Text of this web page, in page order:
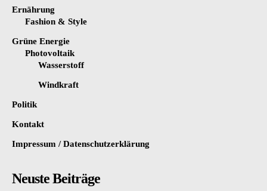
Ernährung
Fashion & Style
Grüne Energie
Photovoltaik
Wasserstoff
Windkraft
Politik
Kontakt
Impressum / Datenschutzerklärung
Neuste Beiträge